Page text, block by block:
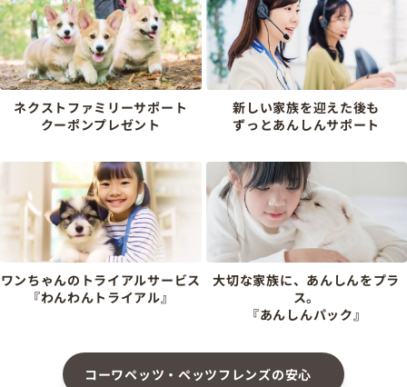
ネクストファミリーサポート
クーポンプレゼント
新しい家族を迎えた後も
ずっとあんしんサポート
ワンちゃんのトライアルサービス
『わんわんトライアル』
大切な家族に、あんしんをプラ
ス。
『あんしんパック』
コーワペッツ・ペッツフレンズの安心